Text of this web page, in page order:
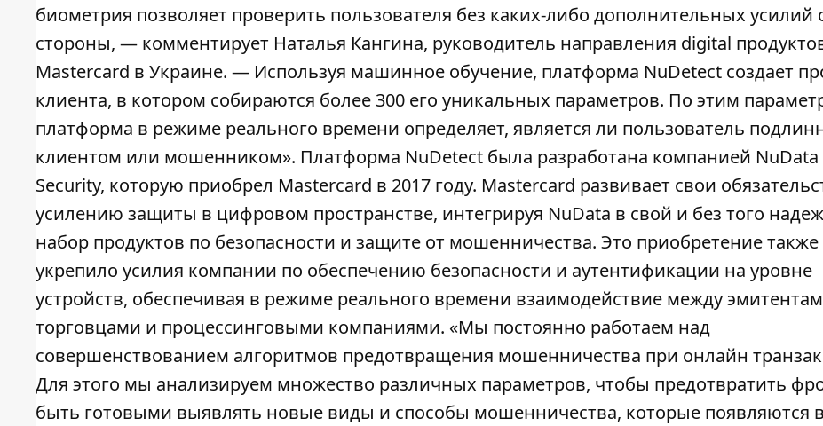
биометрия позволяет проверить пользователя без каких-либо дополнительных усилий
стороны, — комментирует Наталья Кангина, руководитель направления digital
Mastercard в Украине. — Используя машинное обучение, платформа NuDetect создает
клиента, в котором собираются более 300 его уникальных параметров. По этим
платформа в режиме реального времени определяет, является ли пользователь
клиентом или мошенником». Платформа NuDetect была разработана компанией NuData
Security, которую приобрел Mastercard в 2017 году. Mastercard развивает свои
усилению защиты в цифровом пространстве, интегрируя NuData в свой и без того
набор продуктов по безопасности и защите от мошенничества. Это приобретение также
укрепило усилия компании по обеспечению безопасности и аутентификации на уровне
устройств, обеспечивая в режиме реального времени взаимодействие между
торговцами и процессинговыми компаниями. «Мы постоянно работаем над
совершенствованием алгоритмов предотвращения мошенничества при онлайн
Для этого мы анализируем множество различных параметров, чтобы предотвратить
быть готовыми выявлять новые виды и способы мошенничества, которые появляются в